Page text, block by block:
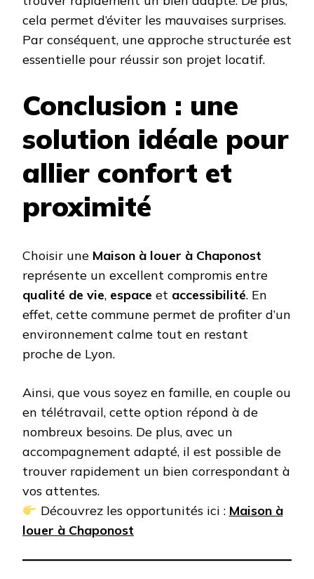
cela permet d’éviter les mauvaises surprises.
Par conséquent, une approche structurée est
essentielle pour réussir son projet locatif.
Conclusion : une
solution idéale pour
allier confort et
proximité
Choisir une Maison à louer à Chaponost
représente un excellent compromis entre
qualité de vie, espace et accessibilité. En
effet, cette commune permet de profiter d’un
environnement calme tout en restant
proche de Lyon.
Ainsi, que vous soyez en famille, en couple ou
en télétravail, cette option répond à de
nombreux besoins. De plus, avec un
accompagnement adapté, il est possible de
trouver rapidement un bien correspondant à
vos attentes.
Découvrez les opportunités ici : Maison à
louer à Chaponost